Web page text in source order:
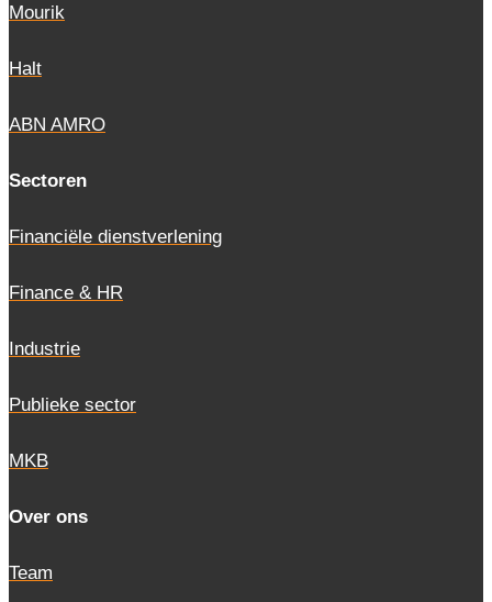
Mourik
Halt
ABN AMRO
Sectoren
Financiële dienstverlening
Finance & HR
Industrie
Publieke sector
MKB
Over ons
Team